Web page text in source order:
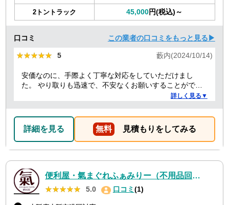
2トントラック 45,000円(税込)～
口コミ この業者の口コミをもっと見る▶
★★★★★
★★★★★ 5 藪内(2024/10/14)
安価なのに、手際よく丁寧な対応をしていただけまし
た。 やり取りも迅速で、不安なくお願いすることができ
詳しく見る▼
詳細を見る 無料 見積もりをしてみる
便利屋・氣まぐれふぁみりー（不用品回収・遺品整理・お墓参り代行等、幅広く対応しております）
★★★★★
★★★★★ 5.0 口コミ(1)